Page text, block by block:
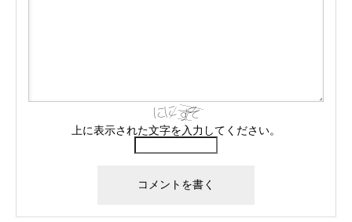
上に表示された文字を入力してください。